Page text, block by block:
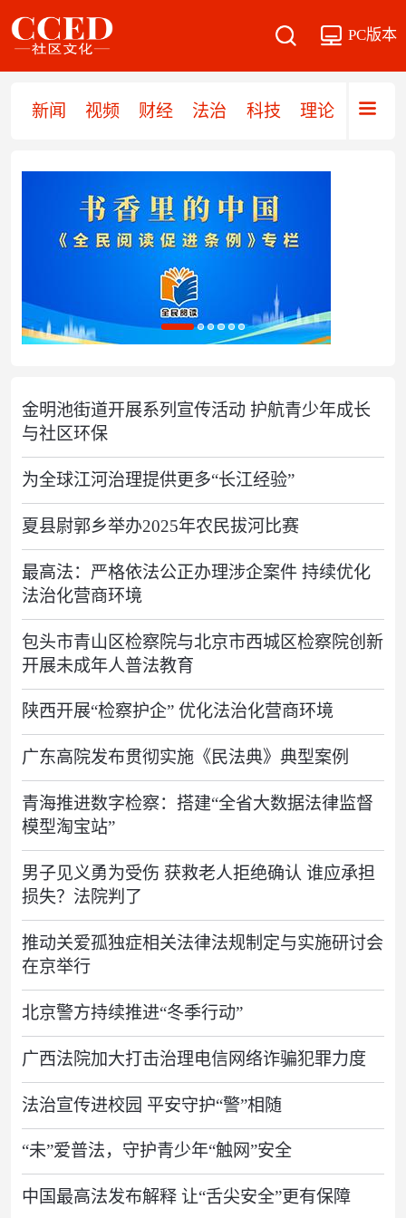
PC版本
新闻 视频 财经 法治 科技 理论 党建
金明池街道开展系列宣传活动 护航青少年成长
与社区环保
为全球江河治理提供更多“长江经验”
夏县尉郭乡举办2025年农民拔河比赛
最高法：严格依法公正办理涉企案件 持续优化
法治化营商环境
包头市青山区检察院与北京市西城区检察院创新
开展未成年人普法教育
陕西开展“检察护企” 优化法治化营商环境
广东高院发布贯彻实施《民法典》典型案例
青海推进数字检察：搭建“全省大数据法律监督
模型淘宝站”
男子见义勇为受伤 获救老人拒绝确认 谁应承担
损失？法院判了
推动关爱孤独症相关法律法规制定与实施研讨会
在京举行
北京警方持续推进“冬季行动”
广西法院加大打击治理电信网络诈骗犯罪力度
法治宣传进校园 平安守护“警”相随
“未”爱普法，守护青少年“触网”安全
中国最高法发布解释 让“舌尖安全”更有保障